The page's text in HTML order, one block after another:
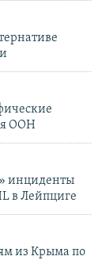
ООН
инциденты
в Лейпциге
из Крыма по